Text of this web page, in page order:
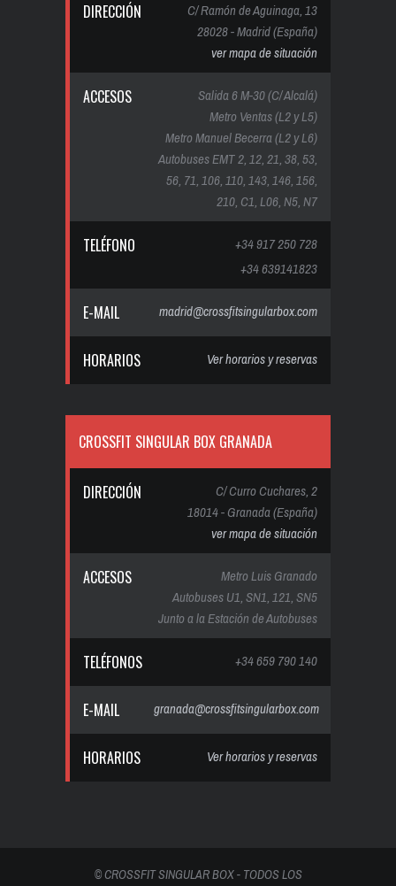
DIRECCIÓN
C/ Ramón de Aguinaga, 13
28028 - Madrid (España)
ver mapa de situación
ACCESOS
Salida 6 M-30 (C/ Alcalá)
Metro Ventas (L2 y L5)
Metro Manuel Becerra (L2 y L6)
Autobuses EMT 2, 12, 21, 38, 53,
56, 71, 106, 110, 143, 146, 156,
210, C1, L06, N5, N7
TELÉFONO
+34 917 250 728
+34 639141823
E-MAIL madrid@crossfitsingularbox.com
HORARIOS Ver horarios y reservas
CROSSFIT SINGULAR BOX GRANADA
DIRECCIÓN
C/ Curro Cuchares, 2
18014 - Granada (España)
ver mapa de situación
ACCESOS
Metro Luis Granado
Autobuses U1, SN1, 121, SN5
Junto a la Estación de Autobuses
TELÉFONOS +34 659 790 140
E-MAIL granada@crossfitsingularbox.com
HORARIOS Ver horarios y reservas
© CROSSFIT SINGULAR BOX - TODOS LOS